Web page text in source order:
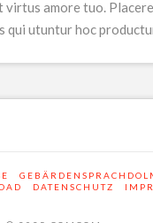
virtus amore tuo. Placere
qui utuntur hoc
DATENSCHUTZ